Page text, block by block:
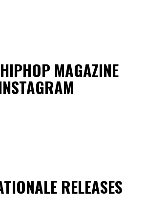
MAGAZINE
RELEASES